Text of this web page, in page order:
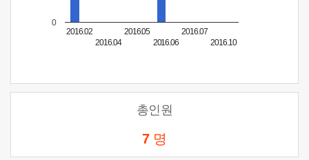
2016.02
2016.04
2016.05
2016.06
2016.07
2016.10
0
총인원
7 명